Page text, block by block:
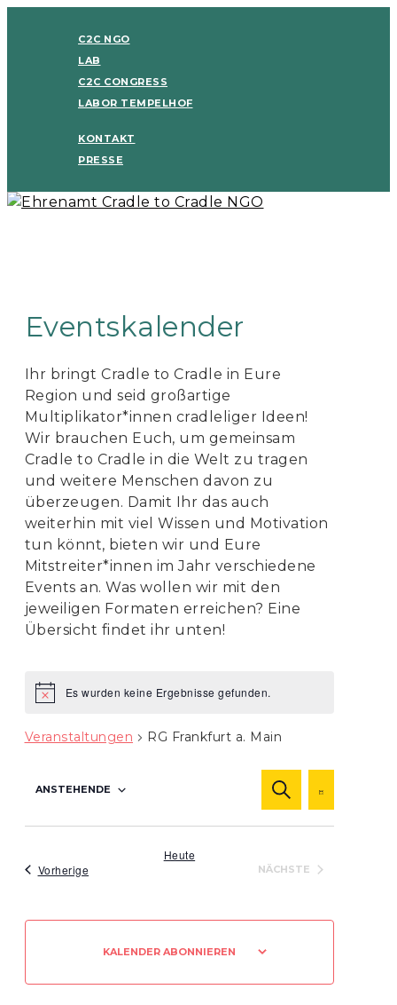
C2C NGO
LAB
C2C CONGRESS
LABOR TEMPELHOF
KONTAKT
PRESSE
Eventskalender
Ihr bringt Cradle to Cradle in Eure
Region und seid großartige
Multiplikator*innen cradleliger Ideen!
Wir brauchen Euch, um gemeinsam
Cradle to Cradle in die Welt zu tragen
und weitere Menschen davon zu
überzeugen. Damit Ihr das auch
weiterhin mit viel Wissen und Motivation
tun könnt, bieten wir und Eure
Mitstreiter*innen im Jahr verschiedene
Events an. Was wollen wir mit den
jeweiligen Formaten erreichen? Eine
Übersicht findet ihr unten!
HinweisEs wurden keine Ergebnisse gefunden.
Veranstaltungen RG Frankfurt a. Main
Suche
und
Ansichten,
SUCHE
ANSTEHENDE
Vorherige
Heute
NÄCHSTE
KALENDER ABONNIEREN